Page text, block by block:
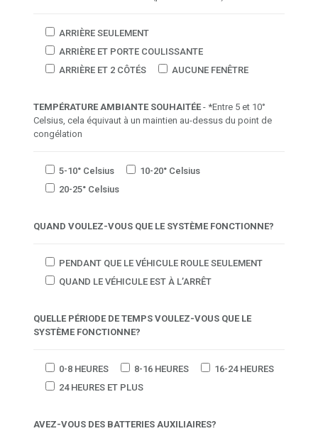
ARRIÈRE SEULEMENT
ARRIÈRE ET PORTE COULISSANTE
ARRIÈRE ET 2 CÔTÉS
AUCUNE FENÊTRE
TEMPÉRATURE AMBIANTE SOUHAITÉE- *Entre 5 et 10°
Celsius, cela équivaut à un maintien au-dessus du point de
congélation
5-10° Celsius
10-20° Celsius
20-25° Celsius
QUAND VOULEZ-VOUS QUE LE SYSTÈME FONCTIONNE?
PENDANT QUE LE VÉHICULE ROULE SEULEMENT
QUAND LE VÉHICULE EST À L’ARRÊT
QUELLE PÉRIODE DE TEMPS VOULEZ-VOUS QUE LE
SYSTÈME FONCTIONNE?
0-8 HEURES 8-16 HEURES
16-24 HEURES
24 HEURES ET PLUS
AVEZ-VOUS DES BATTERIES AUXILIAIRES?